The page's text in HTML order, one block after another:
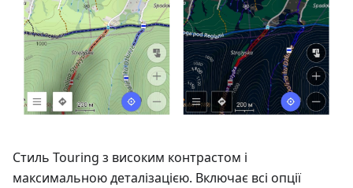
Стиль Touring з високим контрастом і
максимальною деталізацією. Включає всі опції